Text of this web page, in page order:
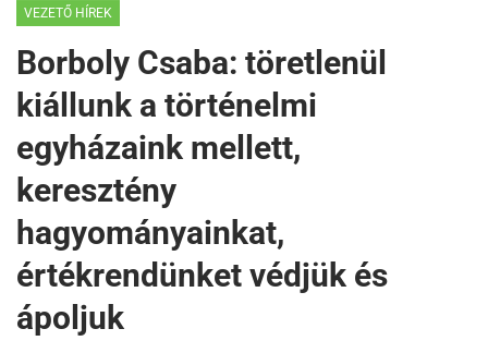
VEZETŐ HÍREK
Borboly Csaba: töretlenül
kiállunk a történelmi
egyházaink mellett,
keresztény
hagyományainkat,
értékrendünket védjük és
ápoljuk